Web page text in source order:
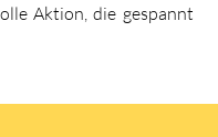
Aktion, die gespannt